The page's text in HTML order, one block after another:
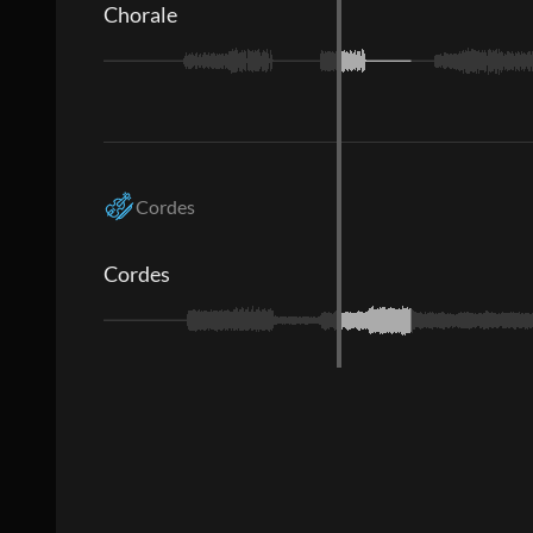
Chorale
Cordes
Cordes